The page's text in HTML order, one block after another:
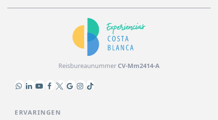
ReisbureaunummerCV-Mm2414-A
ERVARINGEN